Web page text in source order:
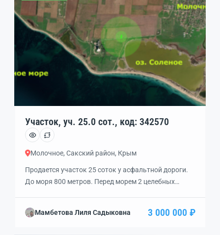
Участок, уч. 25.0 сот., код: 342570
Молочное, Сакский район, Крым
Продается участок 25 соток у асфальтной дороги.
До моря 800 метров. Перед морем 2 целебных
.Перспективное место. Развить зону реакреации
Мамбетова Лиля Садыковна 3 000 000 ₽